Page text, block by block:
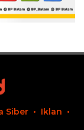
Siber
Iklan